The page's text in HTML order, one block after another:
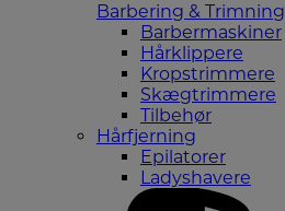
Barbering & Trimning
Barbermaskiner
Hårklippere
Kropstrimmere
Skægtrimmere
Tilbehør
Hårfjerning
Epilatorer
Ladyshavere